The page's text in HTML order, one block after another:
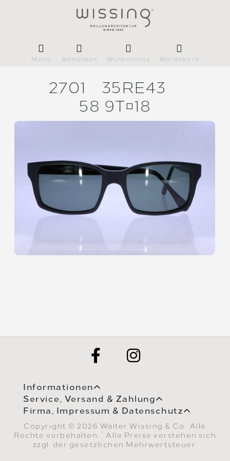
Menü Anmelden Wunschliste Warenkorb
2701
35RE43
58 9T18
Informationen
Service, Versand & Zahlung
Firma, Impressum & Datenschutz
Copyright © 2026 Walter Wissing & Co.. Alle
Rechte vorbehalten.
* Alle Preise verstehen sich
zzgl. der gesetzlichen Mehrwertsteuer.